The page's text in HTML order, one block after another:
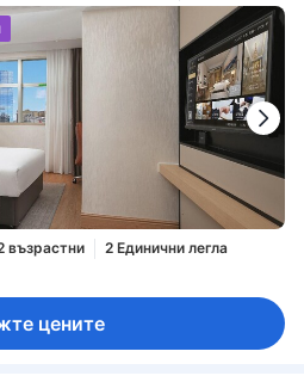
възрастни
2 Единични легла
цените